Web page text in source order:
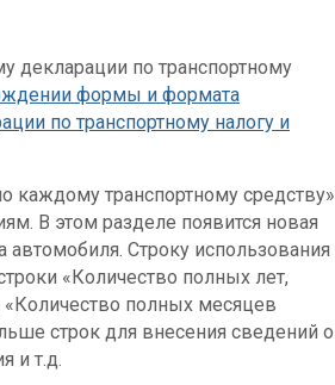
по транспортному
формы и формата
по транспортному налогу и
каждому транспортному средству»
В этом разделе появится новая
автомобиля. Строку использования
«Количество полных лет,
полных месяцев
строк для внесения сведений о
и т.д.